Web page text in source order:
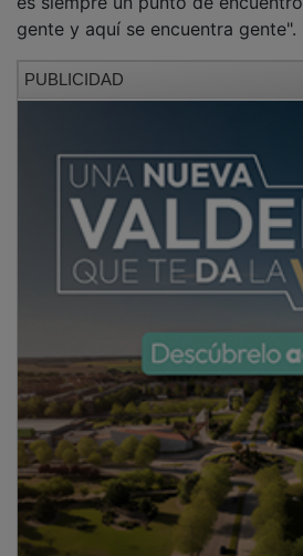
gente y aquí se encuentra gente".